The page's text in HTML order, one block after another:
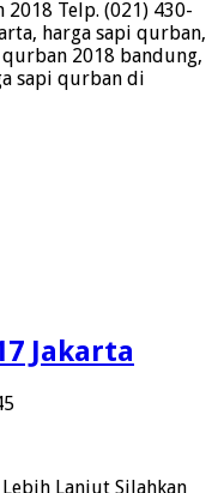
Telp. (021) 430-
harga sapi qurban,
2018 bandung,
sapi qurban di
Jakarta
Lanjut Silahkan